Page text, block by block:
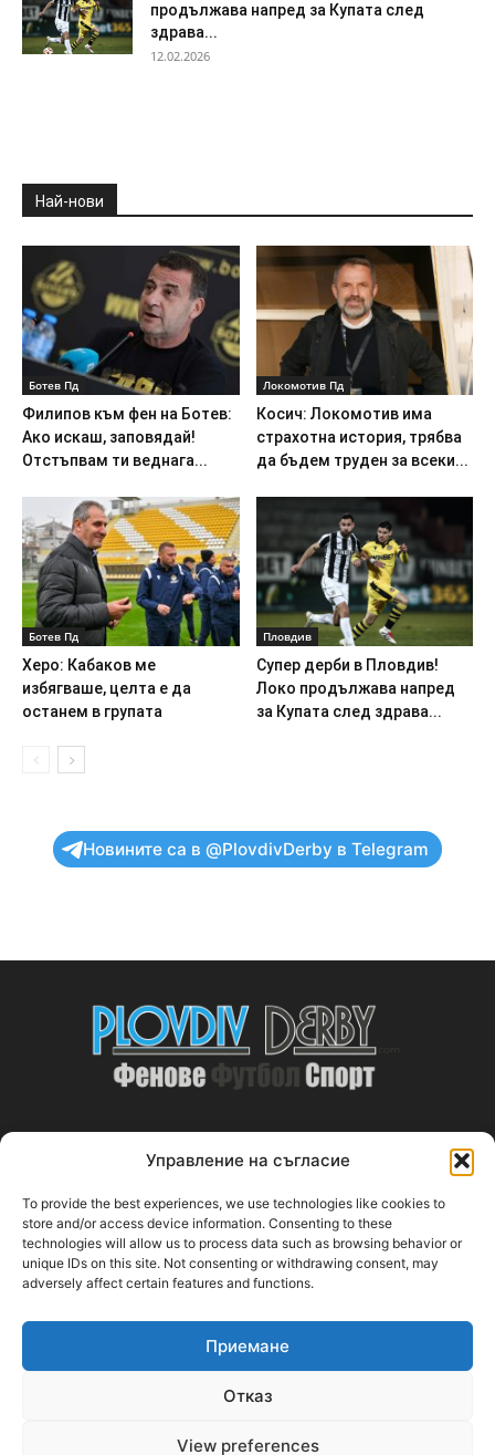
Управление на съгласие
To provide the best experiences, we use technologies like cookies to
store and/or access device information. Consenting to these
technologies will allow us to process data such as browsing behavior or
unique IDs on this site. Not consenting or withdrawing consent, may
adversely affect certain features and functions.
Приемане
Отказ
View preferences
продължава напред за Купата след
здрава...
12.02.2026
Най-нови
Ботев Пд
Филипов към фен на Ботев:
Ако искаш, заповядай!
Отстъпвам ти веднага...
Локомотив Пд
Косич: Локомотив има
страхотна история, трябва
да бъдем труден за всеки...
Ботев Пд
Херо: Кабаков ме
избягваше, целта е да
останем в групата
Пловдив
Супер дерби в Пловдив!
Локо продължава напред
за Купата след здрава...
Новините са в @PlovdivDerby в Telegram
ABOUT US
PlovdivDerby.com е първата пловдивска изцяло футболна
медия!
Свържи се с нас:plovdivderby.com@gmail.com
FOLLOW US